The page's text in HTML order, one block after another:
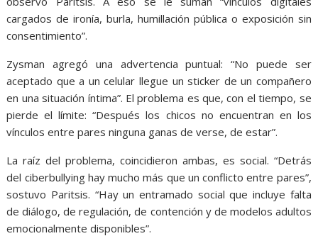
cargados de ironía, burla, humillación pública o exposición sin
consentimiento”.
Zysman agregó una advertencia puntual: “No puede ser
aceptado que a un celular llegue un sticker de un compañero
en una situación íntima”. El problema es que, con el tiempo, se
pierde el límite: “Después los chicos no encuentran en los
vínculos entre pares ninguna ganas de verse, de estar”.
La raíz del problema, coincidieron ambas, es social. “Detrás
del ciberbullying hay mucho más que un conflicto entre pares”,
sostuvo Paritsis. “Hay un entramado social que incluye falta
de diálogo, de regulación, de contención y de modelos adultos
emocionalmente disponibles”.